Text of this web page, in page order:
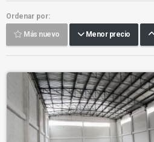
Ordenar por:
Más nuevo Menor precio